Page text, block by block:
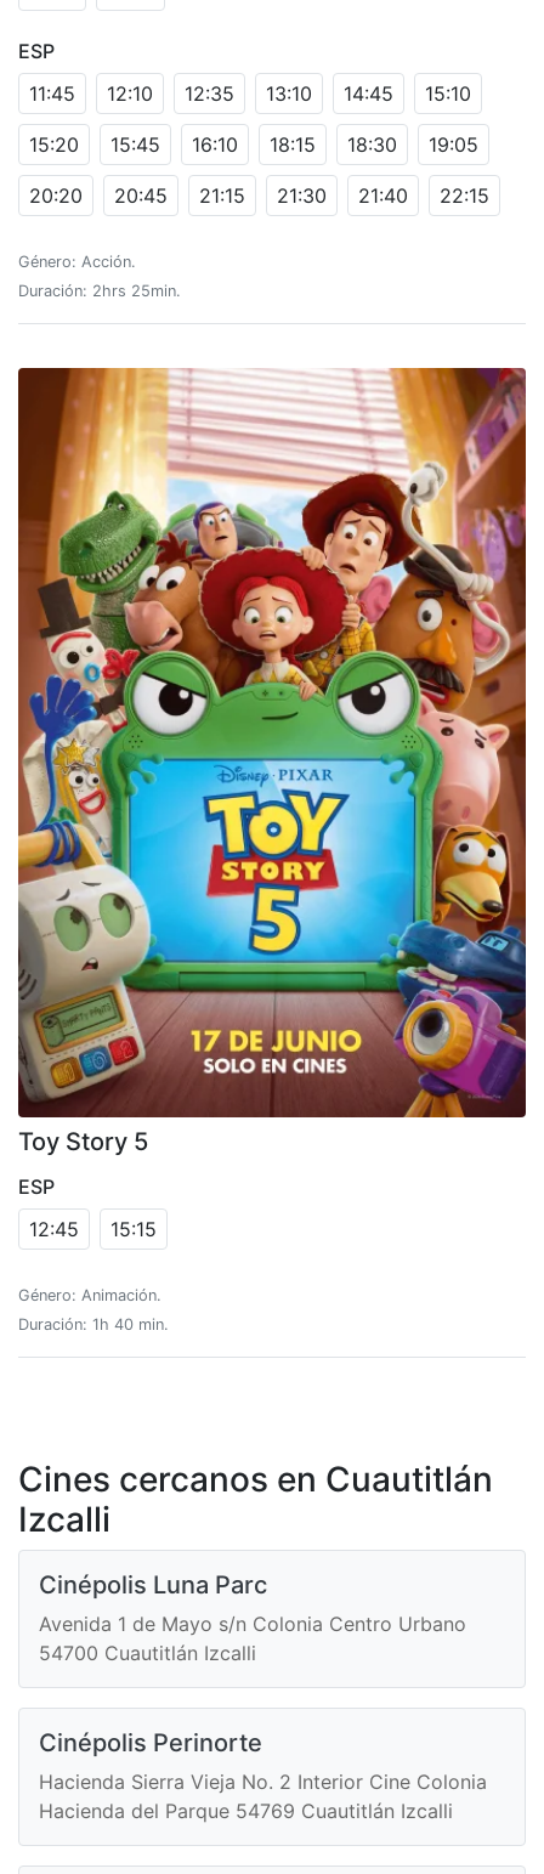
ESP
11:45
12:10 12:35 13:10 14:45 15:10
15:20 15:45 16:10 18:15 18:30 19:05
20:20 20:45 21:15 21:30 21:40 22:15
Género: Acción.
Duración: 2hrs 25min.
Toy Story 5
ESP
12:45
15:15
Género: Animación.
Duración: 1h 40 min.
Cines cercanos en Cuautitlán
Izcalli
Cinépolis Luna Parc
Avenida 1 de Mayo s/n Colonia Centro Urbano
54700 Cuautitlán Izcalli
Cinépolis Perinorte
Hacienda Sierra Vieja No. 2 Interior Cine Colonia
Hacienda del Parque 54769 Cuautitlán Izcalli